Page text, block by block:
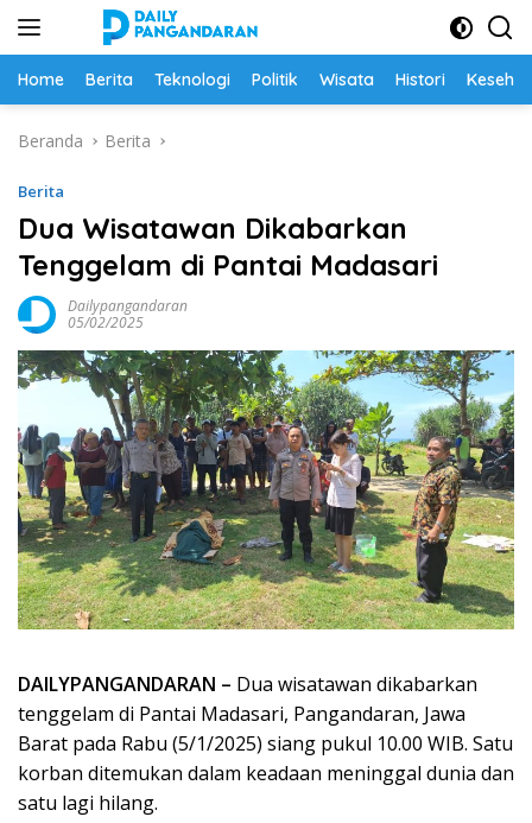
Home Berita Teknologi Politik Wisata Histori
Beranda Berita
Berita
Dua Wisatawan Dikabarkan
Tenggelam di Pantai Madasari
Dailypangandaran
05/02/2025
DAILYPANGANDARAN – Dua wisatawan dikabarkan
tenggelam di Pantai Madasari, Pangandaran, Jawa
Barat pada Rabu (5/1/2025) siang pukul 10.00 WIB. Satu
korban ditemukan dalam keadaan meninggal dunia dan
satu lagi hilang.